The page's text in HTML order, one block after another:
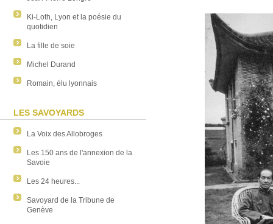
Ki-Loth, Lyon et la poésie du
quotidien
La fille de soie
Michel Durand
Romain, élu lyonnais
LES SAVOYARDS
La Voix des Allobroges
Les 150 ans de l'annexion de la
Savoie
Les 24 heures...
Savoyard de la Tribune de
Genève